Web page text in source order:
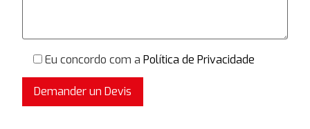
Eu concordo com a Política de Privacidade